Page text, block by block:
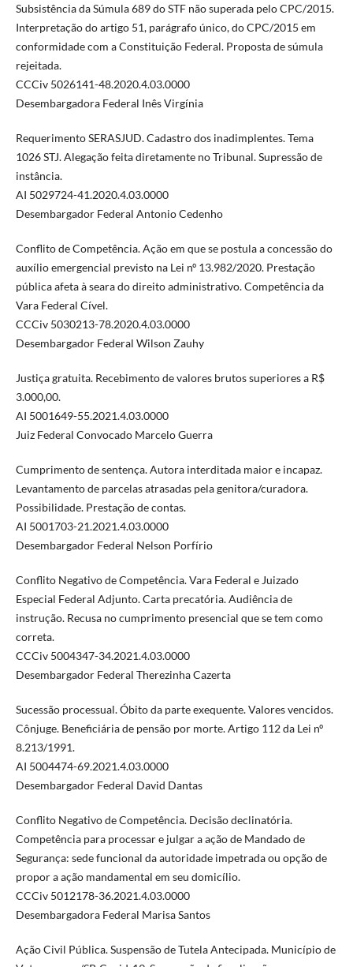
Subsistência da Súmula 689 do STF não superada pelo CPC/2015.
Interpretação do artigo 51, parágrafo único, do CPC/2015 em
conformidade com a Constituição Federal. Proposta de súmula
rejeitada.
CCCiv 5026141-48.2020.4.03.0000
Desembargadora Federal Inês Virgínia
Requerimento SERASJUD. Cadastro dos inadimplentes. Tema
1026 STJ. Alegação feita diretamente no Tribunal. Supressão de
instância.
AI 5029724-41.2020.4.03.0000
Desembargador Federal Antonio Cedenho
Conflito de Competência. Ação em que se postula a concessão do
auxílio emergencial previsto na Lei nº 13.982/2020. Prestação
pública afeta à seara do direito administrativo. Competência da
Vara Federal Cível.
CCCiv 5030213-78.2020.4.03.0000
Desembargador Federal Wilson Zauhy
Justiça gratuita. Recebimento de valores brutos superiores a R$
3.000,00.
AI 5001649-55.2021.4.03.0000
Juiz Federal Convocado Marcelo Guerra
Cumprimento de sentença. Autora interditada maior e incapaz.
Levantamento de parcelas atrasadas pela genitora/curadora.
Possibilidade. Prestação de contas.
AI 5001703-21.2021.4.03.0000
Desembargador Federal Nelson Porfírio
Conflito Negativo de Competência. Vara Federal e Juizado
Especial Federal Adjunto. Carta precatória. Audiência de
instrução. Recusa no cumprimento presencial que se tem como
correta.
CCCiv 5004347-34.2021.4.03.0000
Desembargador Federal Therezinha Cazerta
Sucessão processual. Óbito da parte exequente. Valores vencidos.
Cônjuge. Beneficiária de pensão por morte. Artigo 112 da Lei nº
8.213/1991.
AI 5004474-69.2021.4.03.0000
Desembargador Federal David Dantas
Conflito Negativo de Competência. Decisão declinatória.
Competência para processar e julgar a ação de Mandado de
Segurança: sede funcional da autoridade impetrada ou opção de
propor a ação mandamental em seu domicílio.
CCCiv 5012178-36.2021.4.03.0000
Desembargadora Federal Marisa Santos
Ação Civil Pública. Suspensão de Tutela Antecipada. Município de